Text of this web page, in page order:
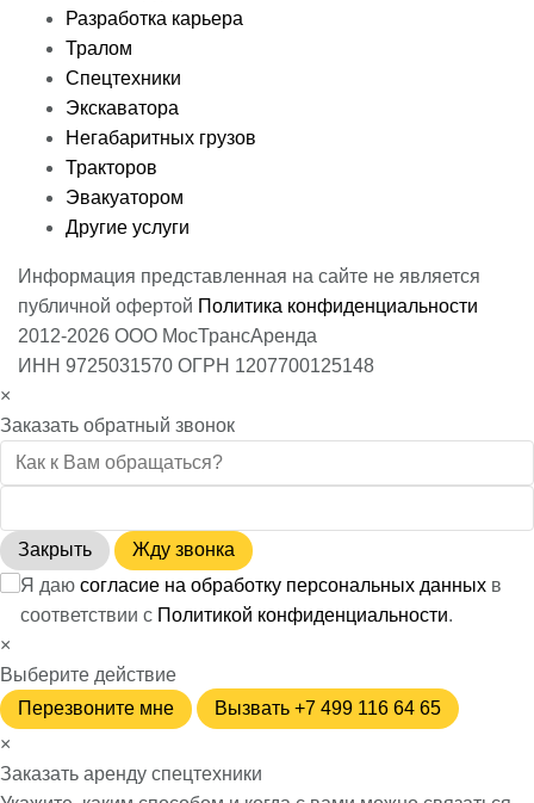
Разработка карьера
Тралом
Спецтехники
Экскаватора
Негабаритных грузов
Тракторов
Эвакуатором
Другие услуги
Информация представленная на сайте не является
публичной офертой Политика конфиденциальности
2012-2026 ООО МосТрансАренда
ИНН 9725031570 ОГРН 1207700125148
×
Заказать обратный звонок
Закрыть
Жду звонка
Я даю согласие на обработку персональных данных в
соответствии с Политикой конфиденциальности.
×
Выберите действие
Перезвоните мне
Вызвать +7 499 116 64 65
×
Заказать аренду спецтехники